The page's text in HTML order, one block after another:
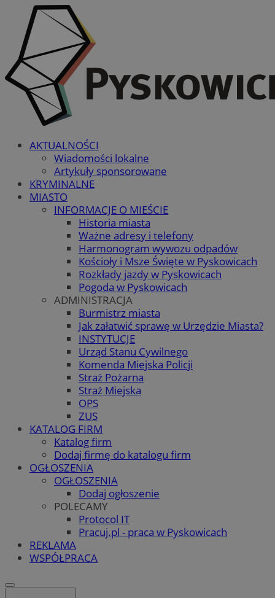
AKTUALNOŚCI
Wiadomości lokalne
Artykuły sponsorowane
KRYMINALNE
MIASTO
INFORMACJE O MIEŚCIE
Historia miasta
Ważne adresy i telefony
Harmonogram wywozu odpadów
Kościoły i Msze Święte w Pyskowicach
Rozkłady jazdy w Pyskowicach
Pogoda w Pyskowicach
ADMINISTRACJA
Burmistrz miasta
Jak załatwić sprawę w Urzędzie Miasta?
INSTYTUCJE
Urząd Stanu Cywilnego
Komenda Miejska Policji
Straż Pożarna
Straż Miejska
OPS
ZUS
KATALOG FIRM
Katalog firm
Dodaj firmę do katalogu firm
OGŁOSZENIA
OGŁOSZENIA
Dodaj ogłoszenie
POLECAMY
Protocol IT
Pracuj.pl - praca w Pyskowicach
REKLAMA
WSPÓŁPRACA